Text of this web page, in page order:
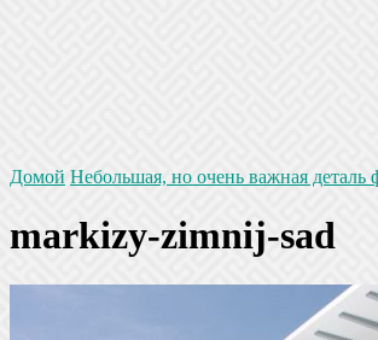
Домой Небольшая, но очень важная деталь
markizy-zimnij-sad